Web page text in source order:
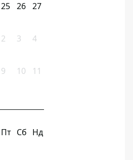
25 26 27
2 3 4
9 10 11
Пт Сб Нд